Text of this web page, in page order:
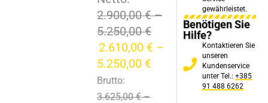
2.900,00€–
5.250,00€
2.610,00 € –
5.250,00 €
Brutto:
3.625,00€–
gewährleistet.
Benötigen Sie
Hilfe?
Kontaktieren Sie
unseren
Kundenservice
unter Tel.: +385
91 488 6262